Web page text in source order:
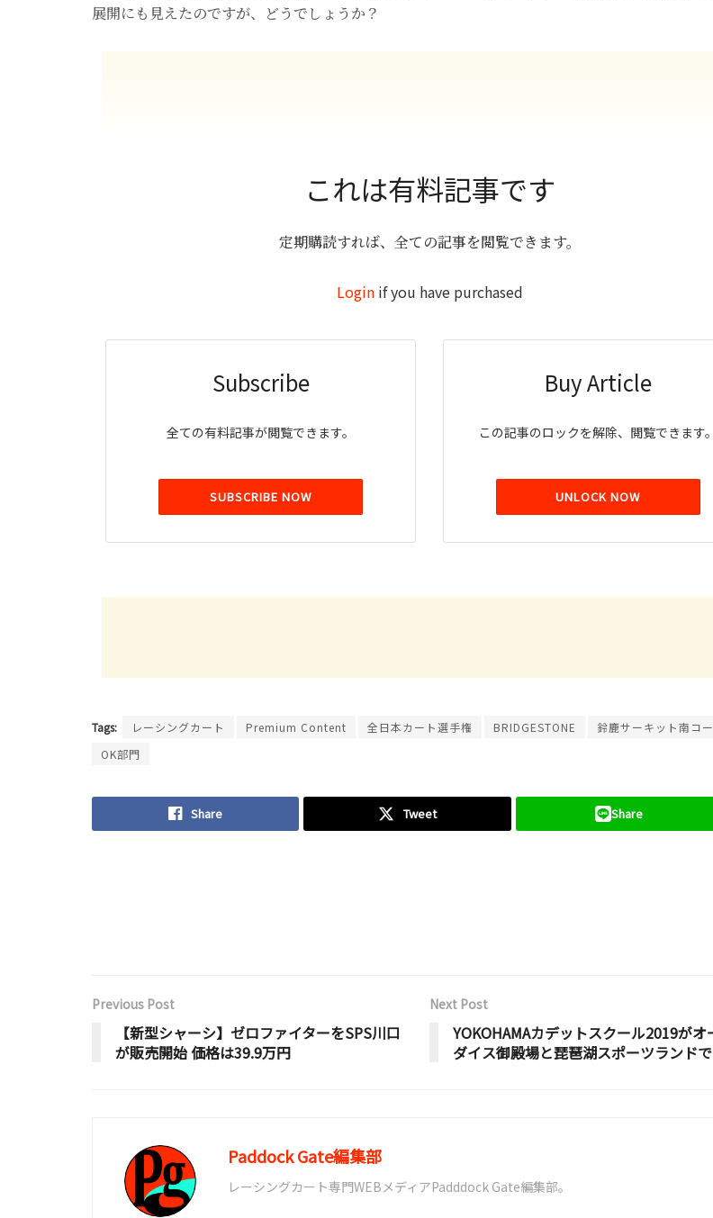
展開にも見えたのですが、どうでしょうか？
これは有料記事です
定期購読すれば、全ての記事を閲覧できます。
Loginif you have purchased
Subscribe
全ての有料記事が閲覧できます。
SUBSCRIBE NOW
Buy Article
この記事のロックを解除、閲覧できます。
UNLOCK NOW
Tags: レーシングカート Premium Content 全日本カート選手権 BRIDGESTONE
鈴鹿サーキット南コ
OK部門
Share Tweet Share
Previous Post
【新型シャーシ】ゼロファイターをSPS川口
が販売開始 価格は39.9万円
Next Post
YOKOHAMAカデットスクール2019がオ
ダイス御殿場と琵琶湖スポーツランド
Paddock Gate編集部
レーシングカート専門WEBメディアPadddock Gate編集部。